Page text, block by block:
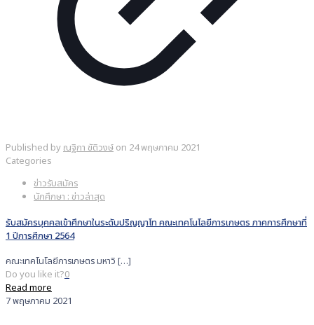
Published byณฐิกา ขัติวงษ์ on 24 พฤษภาคม 2021
Categories
ข่าวรับสมัคร
นักศึกษา : ข่าวล่าสุด
รับสมัครบุคคลเข้าศึกษาในระดับปริญญาโท คณะเทคโนโลยีการเกษตร ภาคการศึกษาที่
1 ปีการศึกษา 2564
คณะเทคโนโลยีการเกษตร มหาวิ […]
Do you like it?0
Read more
7 พฤษภาคม 2021